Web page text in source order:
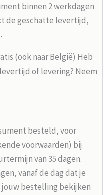
binnen 2 werkdagen
de geschatte levertijd,
(ook naar België) Heb
of levering? Neem
besteld, voor
voorwaarden) bij
van 35 dagen.
vanaf de dag dat je
bestelling bekijken